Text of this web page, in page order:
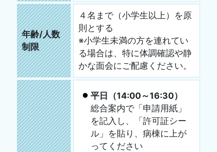
年齢/人数
制限
４名まで（小学生以上）を原
則とする
※小学生未満の方を連れてい
る場合は、特に体調確認や静
かな面会にご配慮ください。
平日（14:00～16:30）
総合案内で「申請用紙」
を記入し、「許可証シー
ル」を貼り、病棟に上が
ってください